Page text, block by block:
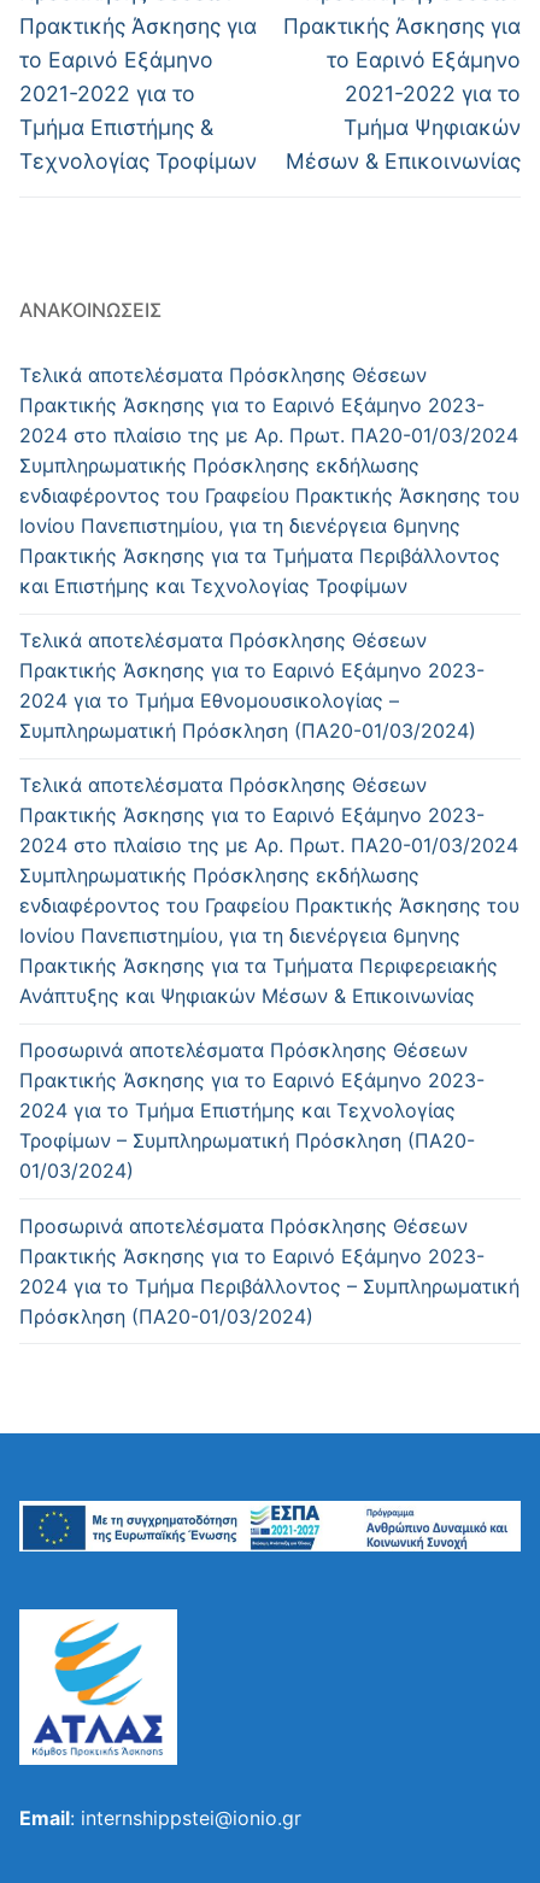
Πρακτικής Άσκησης για
το Εαρινό Εξάμηνο
2021-2022 για το
Τμήμα Επιστήμης &
Τεχνολογίας Τροφίμων
Πρακτικής Άσκησης για
το Εαρινό Εξάμηνο
2021-2022 για το
Τμήμα Ψηφιακών
Μέσων & Επικοινωνίας
ΑΝΑΚΟΙΝΏΣΕΙΣ
Τελικά αποτελέσματα Πρόσκλησης Θέσεων
Πρακτικής Άσκησης για το Εαρινό Εξάμηνο 2023-
2024 στο πλαίσιο της με Αρ. Πρωτ. ΠΑ20-01/03/2024
Συμπληρωματικής Πρόσκλησης εκδήλωσης
ενδιαφέροντος του Γραφείου Πρακτικής Άσκησης του
Ιονίου Πανεπιστημίου, για τη διενέργεια 6μηνης
Πρακτικής Άσκησης για τα Τμήματα Περιβάλλοντος
και Επιστήμης και Τεχνολογίας Τροφίμων
Τελικά αποτελέσματα Πρόσκλησης Θέσεων
Πρακτικής Άσκησης για το Εαρινό Εξάμηνο 2023-
2024 για το Τμήμα Εθνομουσικολογίας –
Συμπληρωματική Πρόσκληση (ΠΑ20-01/03/2024)
Τελικά αποτελέσματα Πρόσκλησης Θέσεων
Πρακτικής Άσκησης για το Εαρινό Εξάμηνο 2023-
2024 στο πλαίσιο της με Αρ. Πρωτ. ΠΑ20-01/03/2024
Συμπληρωματικής Πρόσκλησης εκδήλωσης
ενδιαφέροντος του Γραφείου Πρακτικής Άσκησης του
Ιονίου Πανεπιστημίου, για τη διενέργεια 6μηνης
Πρακτικής Άσκησης για τα Τμήματα Περιφερειακής
Ανάπτυξης και Ψηφιακών Μέσων & Επικοινωνίας
Προσωρινά αποτελέσματα Πρόσκλησης Θέσεων
Πρακτικής Άσκησης για το Εαρινό Εξάμηνο 2023-
2024 για το Τμήμα Επιστήμης και Τεχνολογίας
Τροφίμων – Συμπληρωματική Πρόσκληση (ΠΑ20-
01/03/2024)
Προσωρινά αποτελέσματα Πρόσκλησης Θέσεων
Πρακτικής Άσκησης για το Εαρινό Εξάμηνο 2023-
2024 για το Τμήμα Περιβάλλοντος – Συμπληρωματική
Πρόσκληση (ΠΑ20-01/03/2024)
Email: internshippstei@ionio.gr